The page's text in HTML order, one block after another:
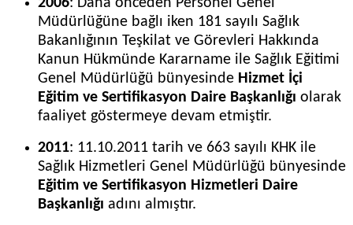
Müdürlüğüne bağlı iken 181 sayılı Sağlık
Bakanlığının Teşkilat ve Görevleri Hakkında
Kanun Hükmünde Kararname ile Sağlık Eğitimi
Genel Müdürlüğü bünyesinde Hizmet İçi
Eğitim ve Sertifikasyon Daire Başkanlığı olarak
faaliyet göstermeye devam etmiştir.
2011: 11.10.2011 tarih ve 663 sayılı KHK ile
Sağlık Hizmetleri Genel Müdürlüğü bünyesinde
Eğitim ve Sertifikasyon Hizmetleri Daire
Başkanlığı adını almıştır.